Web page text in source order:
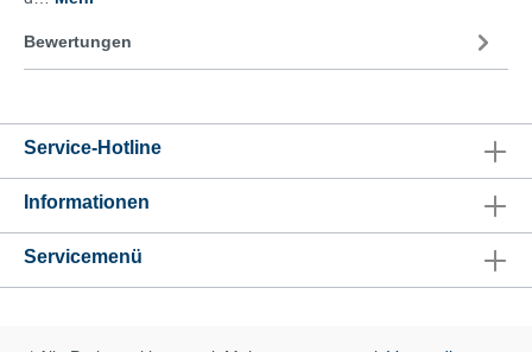
Bewertungen
Service-Hotline
Informationen
Servicemenü